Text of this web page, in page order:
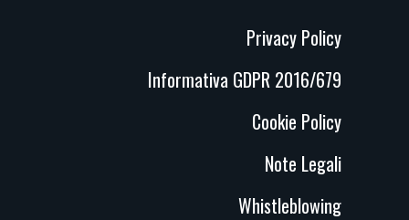
Privacy Policy
Informativa GDPR 2016/679
Cookie Policy
Note Legali
Whistleblowing